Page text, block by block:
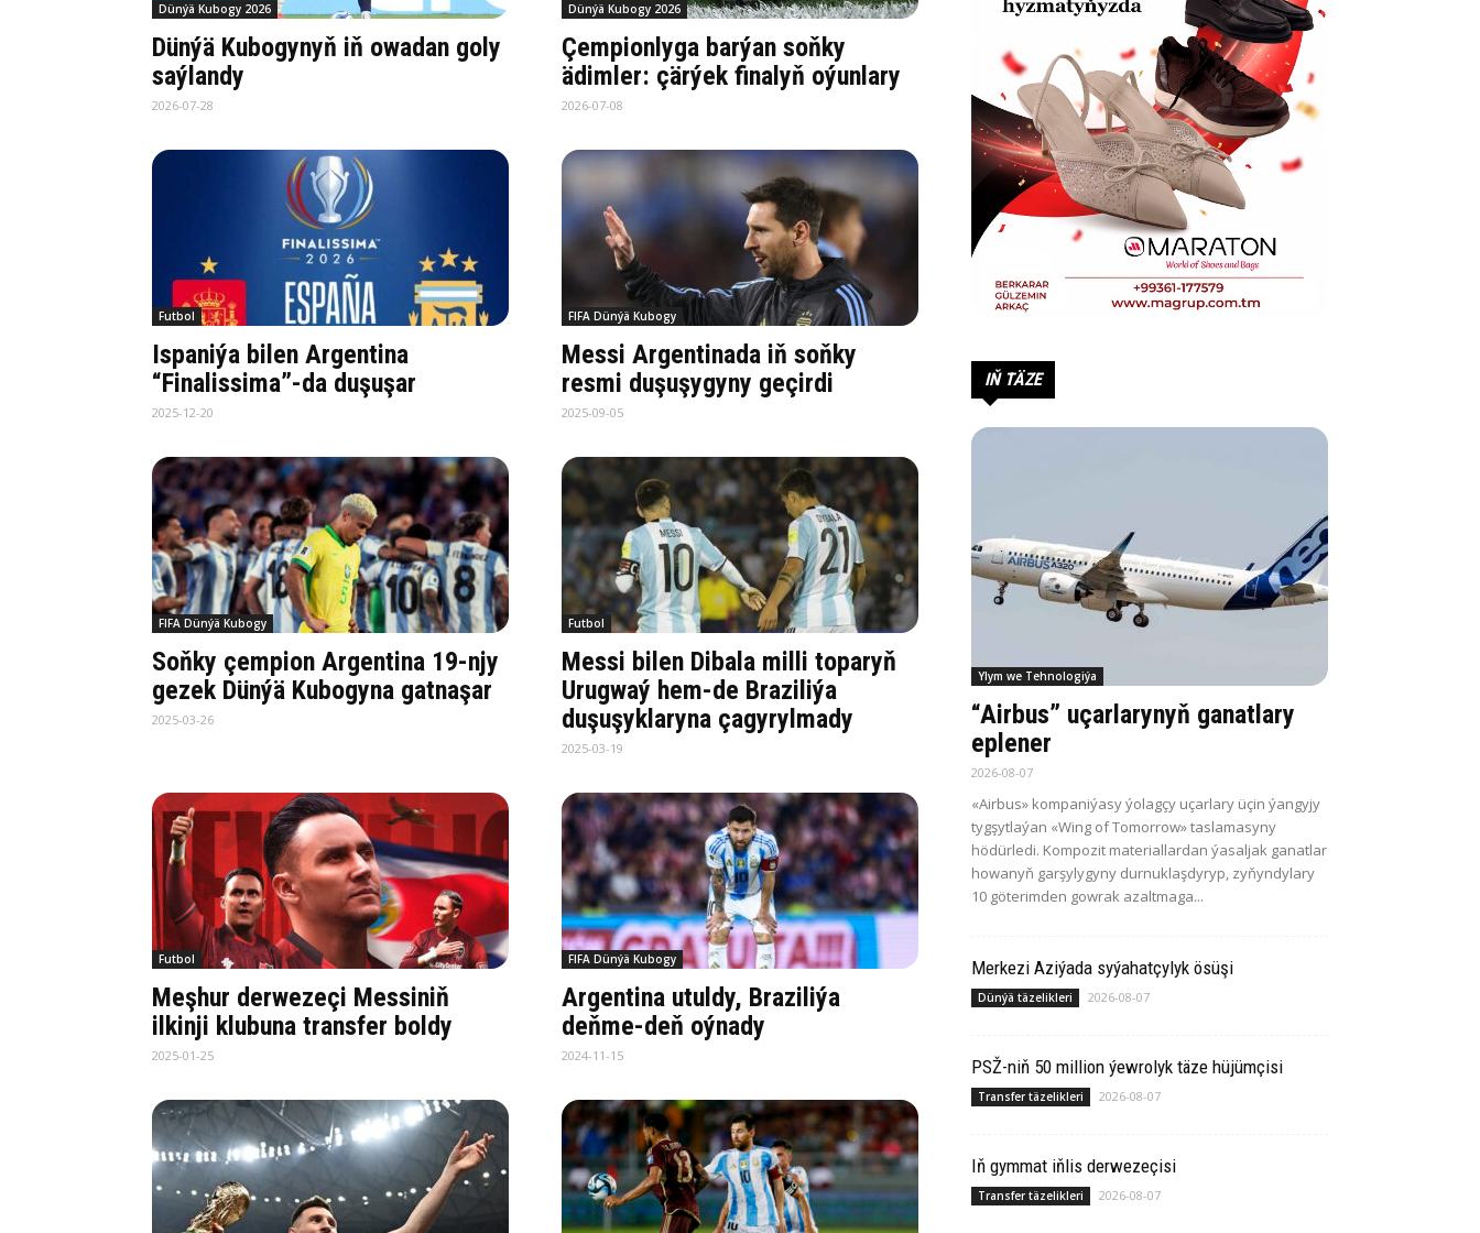
Dünýä Kubogy 2026
Dünýä Kubogynyň iň owadan goly
saýlandy
2026-07-28
Dünýä Kubogy 2026
Çempionlyga barýan soňky
ädimler: çärýek finalyň oýunlary
2026-07-08
Futbol
Ispaniýa bilen Argentina
“Finalissima”-da duşuşar
2025-12-20
FIFA Dünýä Kubogy
Messi Argentinada iň soňky
resmi duşuşygyny geçirdi
2025-09-05
FIFA Dünýä Kubogy
Soňky çempion Argentina 19-njy
gezek Dünýä Kubogyna gatnaşar
2025-03-26
Futbol
Messi bilen Dibala milli toparyň
Urugwaý hem-de Braziliýa
duşuşyklaryna çagyrylmady
2025-03-19
Futbol
Meşhur derwezeçi Messiniň
ilkinji klubuna transfer boldy
2025-01-25
FIFA Dünýä Kubogy
Argentina utuldy, Braziliýa
deňme-deň oýnady
2024-11-15
IŇ TÄZE
Ylym we Tehnologiýa
“Airbus” uçarlarynyň ganatlary
eplener
2026-08-07
«Airbus» kompaniýasy ýolagçy uçarlary üçin ýangyjy
tygşytlaýan «Wing of Tomorrow» taslamasyny
hödürledi. Kompozit materiallardan ýasaljak ganatlar
howanyň garşylygyny durnuklaşdyryp, zyňyndylary
10 göterimden gowrak azaltmaga...
Merkezi Aziýada syýahatçylyk ösüşi
Dünýä täzelikleri 2026-08-07
PSŽ-niň 50 million ýewrolyk täze hüjümçisi
Transfer täzelikleri 2026-08-07
Iň gymmat iňlis derwezeçisi
Transfer täzelikleri 2026-08-07